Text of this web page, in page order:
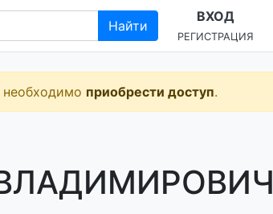
Найти
ВХОД
РЕГИСТРАЦИЯ
приобрести доступ.